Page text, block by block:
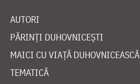
AUTORI
PĂRINȚI DUHOVNICEȘTI
MAICI CU VIAȚĂ DUHOVNICEASCĂ
TEMATICĂ